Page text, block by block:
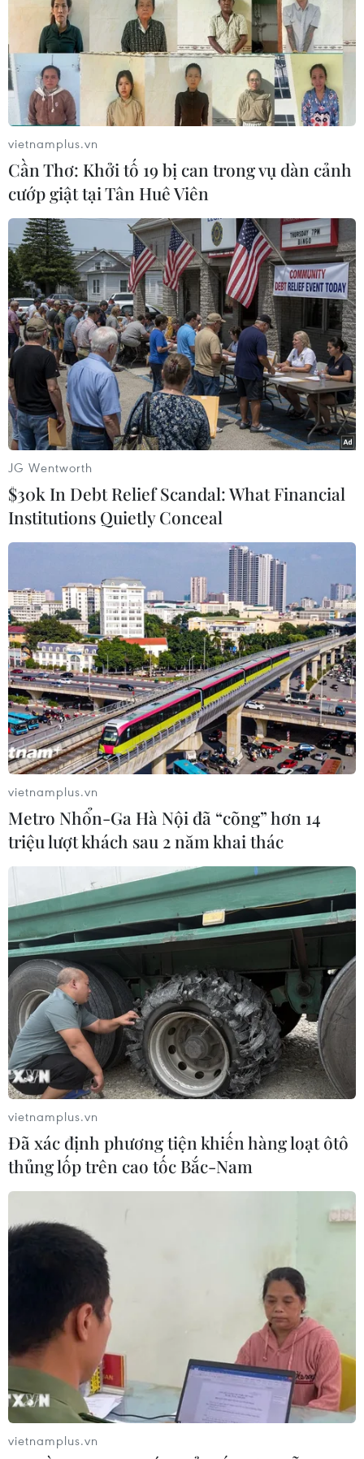
Đồng bảng Anh tăng mạnh sau khi Thủ
tướng Boris Johnson thắng áp đảo
13/12/2019 12:46
Đồng bảng Anh đã tăng khoảng 2% so với đồng euro
lên 82,80 xu Anh đổi 1 euro, mức cao nhất kể từ tháng
7/2016, thời điểm cuộc trưng cầu dân ý về việc nước
Anh rời khỏi EU.
BoE dự kiến giữ nguyên lãi suất khi bất ổn
vẫn 'bủa vây' Brexit
19/12/2019 05:46
Tất cả 69 nhà kinh tế tham gia cuộc thăm dò của
Reuters đều dự đoán Ngân hàng Trung ương Anh (BoE)
giữ nguyên lãi suất chuẩn ở mức 0,75% với tỷ lệ bỏ
phiếu 7 thuận và 2 chống như cuộc họp tháng trước.
Ngân hàng trung ương Anh điều tra sự cố
rò rỉ thông tin nghiêm trọng
19/12/2019 12:23
Việc có được những thông tin quí giá này dù chỉ sớm
hơn vài giây cũng tạo lợi thế rất lớn cho các nhà giao
dịch kiếm được khoản lợi nhuận đáng kể.
vietnamplus.vn
Cần Thơ: Khởi tố 19 bị can trong vụ dàn cảnh
cướp giật tại Tân Huê Viên
JG Wentworth
$30k In Debt Relief Scandal: What Financial
Institutions Quietly Conceal
vietnamplus.vn
Metro Nhổn-Ga Hà Nội đã “cõng” hơn 14
triệu lượt khách sau 2 năm khai thác
vietnamplus.vn
Đã xác định phương tiện khiến hàng loạt ôtô
thủng lốp trên cao tốc Bắc-Nam
vietnamplus.vn